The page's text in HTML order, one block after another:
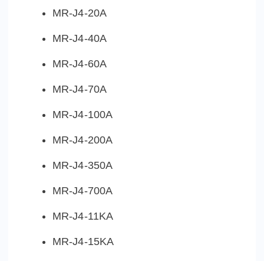
MR-J4-20A
MR-J4-40A
MR-J4-60A
MR-J4-70A
MR-J4-100A
MR-J4-200A
MR-J4-350A
MR-J4-700A
MR-J4-11KA
MR-J4-15KA